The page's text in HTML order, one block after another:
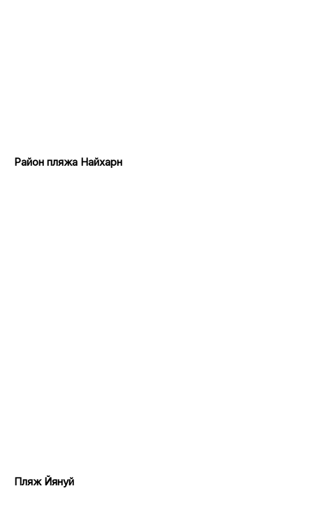
Район пляжа Найхарн
Пляж Йянуй